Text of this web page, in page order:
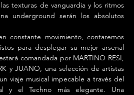
texturas de vanguardia y los ritmos
underground serán los absolutos
constante movimiento, contaremos
para desplegar su mejor arsenal
comandada por MARTINO RESI,
y JUANO, una selección de artistas
viaje musical impecable a través del
y el Techno más elegante. Una